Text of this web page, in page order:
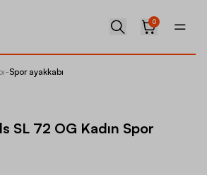
0
-Spor ayakkabı
SL 72 OG Kadın Spor